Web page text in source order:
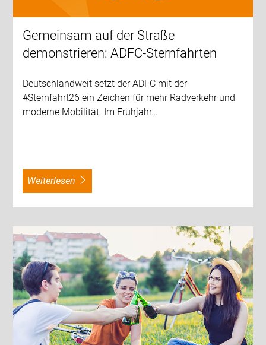
Gemeinsam auf der Straße
demonstrieren: ADFC-Sternfahrten
Deutschlandweit setzt der ADFC mit der
#Sternfahrt26 ein Zeichen für mehr Radverkehr und
moderne Mobilität. Im Frühjahr…
weiterlesen